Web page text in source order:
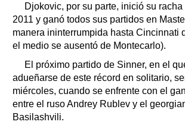
Djokovic, por su parte, inició su
2011 y ganó todos sus partidos en
manera ininterrumpida hasta Cincinnati
el medio se ausentó de Montecarlo).
El próximo partido de Sinner, en el
adueñarse de este récord en solitario,
miércoles, cuando se enfrente con el
entre el ruso Andrey Rublev y el
Basilashvili.